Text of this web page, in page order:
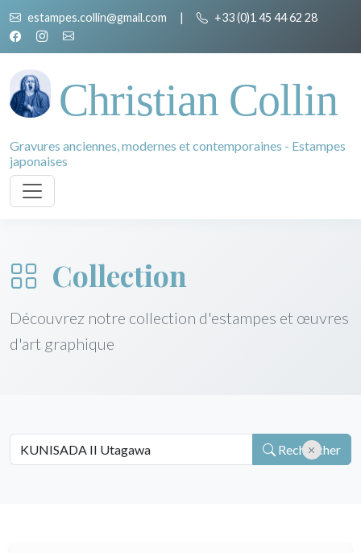
estampes.collin@gmail.com | +33 (0)1 45 44 62 28
Christian Collin
Gravures anciennes, modernes et contemporaines - Estampes
japonaises
Collection
Découvrez notre collection d'estampes et œuvres
d'art graphique
Rechercher